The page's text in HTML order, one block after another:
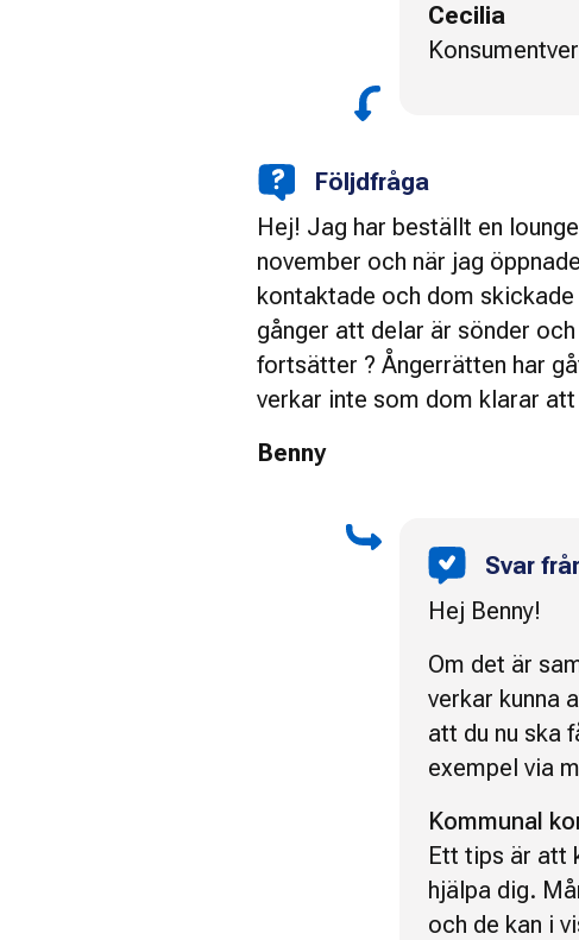
Cecilia
Följdfråga
Hej! Jag har beställt en
november och när jag
kontaktade och dom
gånger att delar är sönder
fortsätter ? Ångerrätten har
verkar inte som dom klarar
Benny
Svar
Hej Benny!
Om det är
verkar kunna
att du nu ska
exempel via
Kommunal
Ett tips är att
hjälpa dig.
och de kan i